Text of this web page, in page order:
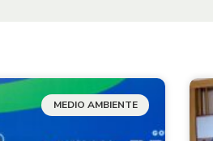
MEDIO AMBIENTE